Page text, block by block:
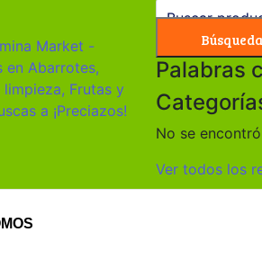
Palabras
No se
Ver todos los